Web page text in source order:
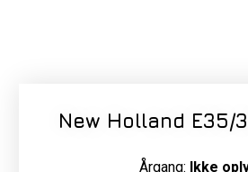
New Holland
Årgang: Ikke